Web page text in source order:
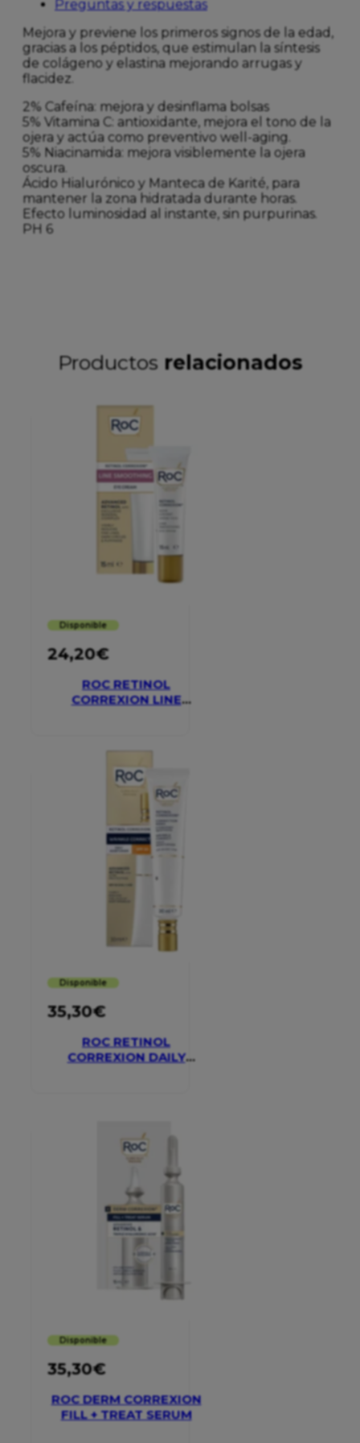
Preguntas y respuestas
Mejora y previene los primeros signos de la edad,
gracias a los péptidos, que estimulan la síntesis
de colágeno y elastina mejorando arrugas y
flacidez.
2% Cafeína: mejora y desinflama bolsas
5% Vitamina C: antioxidante, mejora el tono de la
ojera y actúa como preventivo well-aging.
5% Niacinamida: mejora visiblemente la ojera
oscura.
Ácido Hialurónico y Manteca de Karité, para
mantener la zona hidratada durante horas.
Efecto luminosidad al instante, sin purpurinas.
PH 6
Productos relacionados
Disponible
24,20€
ROC RETINOL
CORREXION LINE
Disponible
35,30€
ROC RETINOL
CORREXION DAILY
Disponible
35,30€
ROC DERM CORREXION
FILL + TREAT SERUM